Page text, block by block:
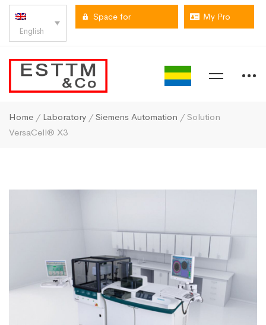
English
Space for My Pro
Home / Laboratory / Siemens Automation / Solution
VersaCell® X3